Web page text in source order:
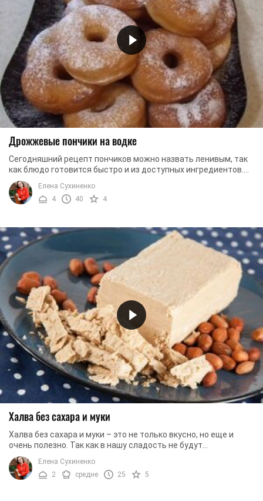
Дрожжевые пончики на водке
Сегодняшний рецепт пончиков можно назвать ленивым, так
как блюдо готовится быстро и из доступных ингредиентов.
Такой рецепт интересен еще тем, что ...
Елена Сухиненко
4
40 4
Халва без сахара и муки
Халва без сахара и муки – это не только вкусно, но еще и
очень полезно. Так как в нашу сладость не будут
добавляться "лишние" ингредиенты, мы смогли ...
Елена Сухиненко
2
средне 25 5